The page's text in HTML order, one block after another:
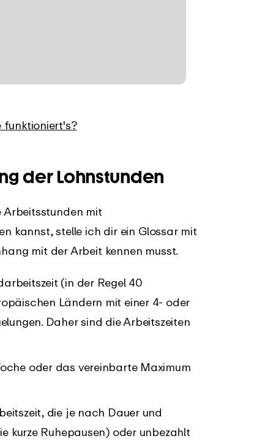
funktioniert's?
der Lohnstunden
Arbeitsstunden mit
kannst, stelle ich dir ein Glossar mit
mit der Arbeit kennen musst.
(in der Regel 40
Ländern mit einer 4- oder
Daher sind die Arbeitszeiten
oder das vereinbarte Maximum
die je nach Dauer und
kurze Ruhepausen) oder unbezahlt